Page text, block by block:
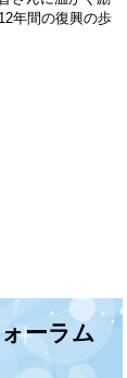
年間の復興の歩
ーラム